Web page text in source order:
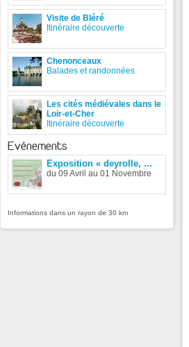
Visite de Bléré
Itinéraire découverte
Chenonceaux
Balades et randonnées
Les cités médiévales dans le
Loir-et-Cher
Itinéraire découverte
Evénements
Exposition « deyrolle, ...
du 09 Avril au 01 Novembre
Informations dans un rayon de 30 km